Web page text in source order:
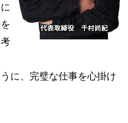
に、完璧な仕事を心掛け